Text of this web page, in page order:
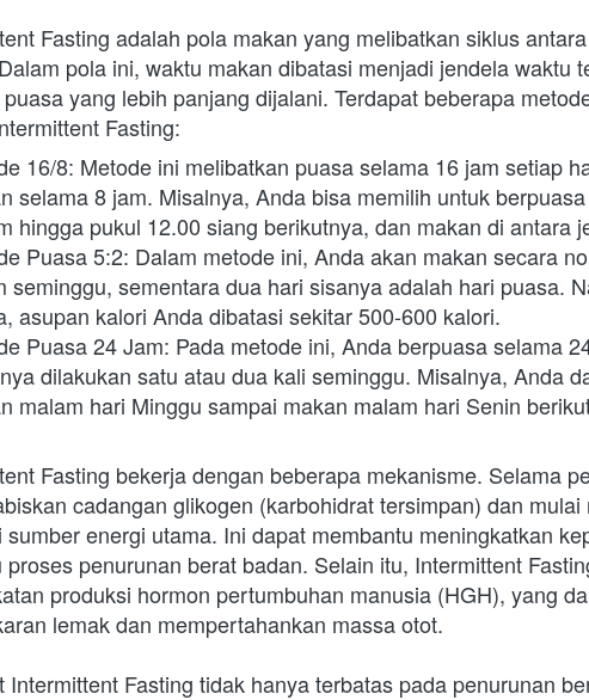
Fasting adalah pola makan yang melibatkan siklus
pola ini, waktu makan dibatasi menjadi jendela waktu
yang lebih panjang dijalani. Terdapat beberapa
Fasting:
16/8: Metode ini melibatkan puasa selama 16 jam setiap
selama 8 jam. Misalnya, Anda bisa memilih untuk
hingga pukul 12.00 siang berikutnya, dan makan di antara
Puasa 5:2: Dalam metode ini, Anda akan makan secara
seminggu, sementara dua hari sisanya adalah hari puasa.
asupan kalori Anda dibatasi sekitar 500-600 kalori.
Puasa 24 Jam: Pada metode ini, Anda berpuasa selama
dilakukan satu atau dua kali seminggu. Misalnya, Anda
malam hari Minggu sampai makan malam hari Senin
Fasting bekerja dengan beberapa mekanisme. Selama
cadangan glikogen (karbohidrat tersimpan) dan
sumber energi utama. Ini dapat membantu meningkatkan
proses penurunan berat badan. Selain itu, Intermittent
produksi hormon pertumbuhan manusia (HGH), yang
lemak dan mempertahankan massa otot.
Intermittent Fasting tidak hanya terbatas pada penurunan